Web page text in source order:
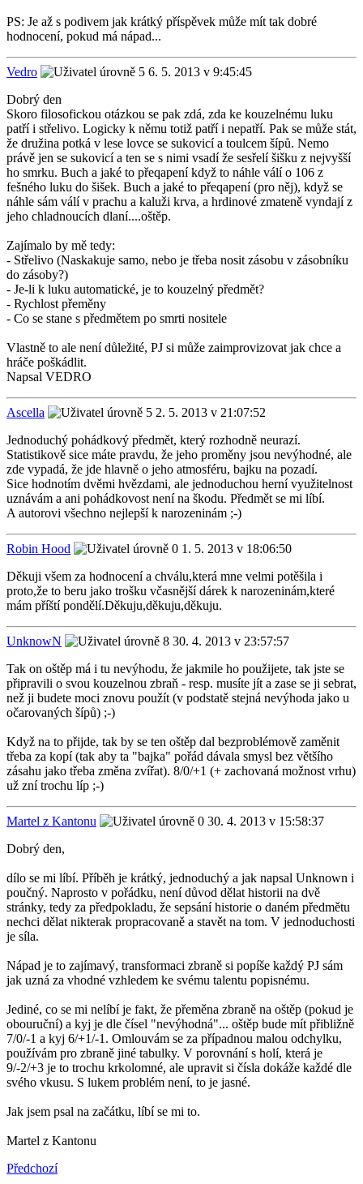
PS: Je až s podivem jak krátký příspěvek může mít tak dobré
hodnocení, pokud má nápad...
Vedro
6. 5. 2013 v 9:45:45
Dobrý den
Skoro filosofickou otázkou se pak zdá, zda ke kouzelnému luku
patří i střelivo. Logicky k němu totiž patří i nepatří. Pak se může stát,
že družina potká v lese lovce se sukovicí a toulcem šípů. Nemo
právě jen se sukovicí a ten se s nimi vsadí že sesřelí šišku z nejvyšší
ho smrku. Buch a jaké to přeqapení když to náhle válí o 106 z
fešného luku do šišek. Buch a jaké to přeqapení (pro něj), když se
náhle sám válí v prachu a kaluži krva, a hrdinové zmateně vyndají z
jeho chladnoucích dlaní....oštěp.
Zajímalo by mě tedy:
- Střelivo (Naskakuje samo, nebo je třeba nosit zásobu v zásobníku
do zásoby?)
- Je-li k luku automatické, je to kouzelný předmět?
- Rychlost přeměny
- Co se stane s předmětem po smrti nositele
Vlastně to ale není důležité, PJ si může zaimprovizovat jak chce a
hráče poškádlit.
Napsal VEDRO
Ascella
2. 5. 2013 v 21:07:52
Jednoduchý pohádkový předmět, který rozhodně neurazí.
Statistikově sice máte pravdu, že jeho proměny jsou nevýhodné, ale
zde vypadá, že jde hlavně o jeho atmosféru, bajku na pozadí.
Sice hodnotím dvěmi hvězdami, ale jednoduchou herní využitelnost
uznávám a ani pohádkovost není na škodu. Předmět se mi líbí.
A autorovi všechno nejlepší k narozeninám ;-)
Robin Hood
1. 5. 2013 v 18:06:50
Děkuji všem za hodnocení a chválu,která mne velmi potěšila i
proto,že to beru jako trošku včasnější dárek k narozeninám,které
mám příští pondělí.Děkuju,děkuju,děkuju.
UnknowN
30. 4. 2013 v 23:57:57
Tak on oštěp má i tu nevýhodu, že jakmile ho použijete, tak jste se
připravili o svou kouzelnou zbraň - resp. musíte jít a zase se ji sebrat,
než ji budete moci znovu použít (v podstatě stejná nevýhoda jako u
očarovaných šípů) ;-)
Když na to přijde, tak by se ten oštěp dal bezproblémově zaměnit
třeba za kopí (tak aby ta "bajka" pořád dávala smysl bez většího
zásahu jako třeba změna zvířat). 8/0/+1 (+ zachovaná možnost vrhu)
už zní trochu líp ;-)
Martel z Kantonu
30. 4. 2013 v 15:58:37
Dobrý den,
dílo se mi líbí. Příběh je krátký, jednoduchý a jak napsal Unknown i
poučný. Naprosto v pořádku, není důvod dělat historii na dvě
stránky, tedy za předpokladu, že sepsání historie o daném předmětu
nechci dělat nikterak propracovaně a stavět na tom. V jednoduchosti
je síla.
Nápad je to zajímavý, transformaci zbraně si popíše každý PJ sám
jak uzná za vhodné vzhledem ke svému talentu popisnému.
Jediné, co se mi nelíbí je fakt, že přeměna zbraně na oštěp (pokud je
obouruční) a kyj je dle čísel "nevýhodná"... oštěp bude mít přibližně
7/0/-1 a kyj 6/+1/-1. Omlouvám se za případnou malou odchylku,
používám pro zbraně jiné tabulky. V porovnání s holí, která je
9/-2/+3 je to trochu krkolomné, ale upravit si čísla dokáže každé dle
svého vkusu. S lukem problém není, to je jasné.
Jak jsem psal na začátku, líbí se mi to.
Martel z Kantonu
Předchozí